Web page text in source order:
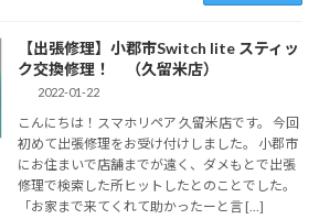
【出張修理】小郡市Switch lite スティッ
ク交換修理！ （久留米店）
2022-01-22
こんにちは！スマホリペア 久留米店です。 今回
初めて出張修理をお受け付けしました。 小郡市
にお住まいで店舗までが遠く、ダメもとで出張
修理で検索した所ヒットしたとのことでした。
「お家まで来てくれて助かったーと言 […]